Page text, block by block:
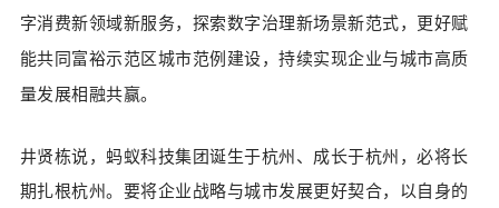
字消费新领域新服务，探索数字治理新场景新范式，更好赋
能共同富裕示范区城市范例建设，持续实现企业与城市高质
量发展相融共赢。
井贤栋说，蚂蚁科技集团诞生于杭州、成长于杭州，必将长
期扎根杭州。要将企业战略与城市发展更好契合， 以自身的